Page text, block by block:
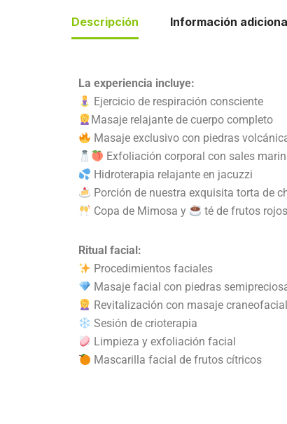
Descripción Información
La experiencia incluye:
Ejercicio de respiración consciente
Masaje relajante de cuerpo completo
Masaje exclusivo con piedras
Exfoliación corporal con sales
Hidroterapia relajante en jacuzzi
Porción de nuestra exquisita torta de
Copa de Mimosa y
té de frutos rojos
Ritual facial:
Procedimientos faciales
Masaje facial con piedras
Revitalización con masaje craneofacial
Sesión de crioterapia
Limpieza y exfoliación facial
Mascarilla facial de frutos cítricos